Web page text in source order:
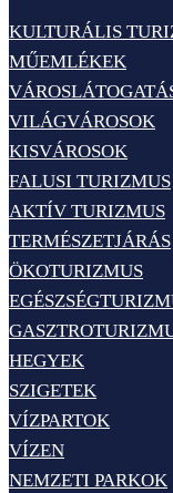
KULTURÁLIS
MŰEMLÉKEK
VILÁGVÁROSOK
KISVÁROSOK
FALUSI TURIZMUS
AKTÍV TURIZMUS
TERMÉSZETJÁRÁS
ÖKOTURIZMUS
HEGYEK
SZIGETEK
VÍZPARTOK
VÍZEN
NEMZETI PARKOK